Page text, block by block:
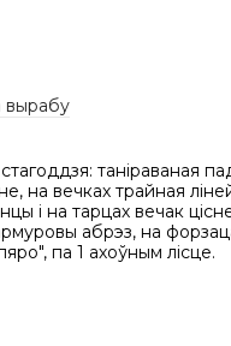
вырабу
таніраваная
на вечках трайная
і на тарцах вечак
абрэз, на
па 1 ахоўным лісце.